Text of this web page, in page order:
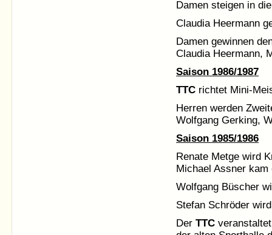
Damen steigen in
Claudia Heermann
Damen gewinnen
Claudia Heermann,
Saison 1986/1987
TTC richtet Mini-
Herren werden
Wolfgang Gerking,
Saison 1985/1986
Renate Metge wird
Michael Assner
Wolfgang Büscher
Stefan Schröder
Der TTC